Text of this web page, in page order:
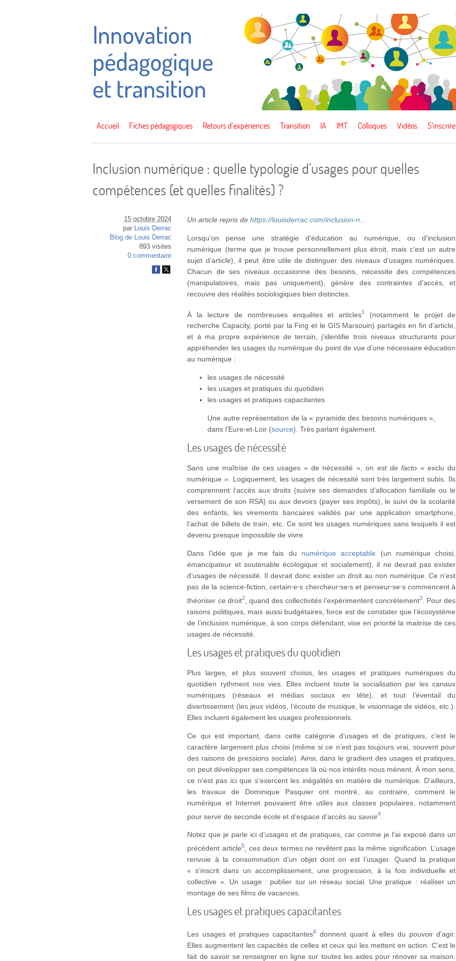
Accueil Fiches pédagogiques Retours d’expériences Transition IA IMT Colloques Vidéos S’inscrire
Inclusion numérique : quelle typologie d’usages pour quelles
compétences (et quelles finalités) ?
15 octobre 2024
par
Louis Derrac
Blog de Louis Derrac
893 visites
0 commentaire
Un article repris dehttps://louisderrac.com/inclusion-n...
Lorsqu’on pense une stratégie d’éducation au numérique, ou d’inclusion
numérique (terme que je trouve personnellement plus étroit, mais c’est un autre
sujet d’article), il peut être utile de distinguer des niveaux d’usages numériques.
Chacun de ses niveaux occasionne des besoins, nécessite des compétences
(manipulatoires, mais pas uniquement), génère des contraintes d’accès, et
recouvre des réalités sociologiques bien distinctes.
À la lecture de nombreuses enquêtes et articles1
(notamment le projet de
recherche Capacity, porté par la Fing et le GIS Marsouin) partagés en fin d’article,
et à ma propre expérience de terrain, j’identifie trois niveaux structurants pour
appréhender les usages du numérique du point de vue d’une nécessaire éducation
au numérique :
les usages de nécessité
les usages et pratiques du quotidien
les usages et pratiques capacitantes
Une autre représentation de la « pyramide des besoins numériques »,
dans l’Eure-et-Loir (source). Très parlant également.
Les usages de nécessité
Sans une maîtrise de ces usages « de nécessité », on est de facto « exclu du
numérique ». Logiquement, les usages de nécessité sont très largement subis. Ils
comprennent l’accès aux droits (suivre ses demandes d’allocation familiale ou le
versement de son RSA) ou aux devoirs (payer ses impôts), le suivi de la scolarité
des enfants, les virements bancaires validés par une application smartphone,
l’achat de billets de train, etc. Ce sont les usages numériques sans lesquels il est
devenu presque impossible de vivre.
Dans l’idée que je me fais du numérique acceptable (un numérique choisi,
émancipateur et soutenable écologique et socialement), il ne devrait pas exister
d’usages de nécessité. Il devrait donc exister un droit au non numérique. Ce n’est
pas de la science-fiction, certain⋅e⋅s chercheur⋅se⋅s et penseur⋅se⋅s commencent à
théoriser ce droit2, quand des collectivités l’expérimentent concrètement3
. Pour des
raisons politiques, mais aussi budgétaires, force est de constater que l’écosystème
de l’inclusion numérique, à son corps défendant, vise en priorité la maitrise de ces
usages de nécessité.
Les usages et pratiques du quotidien
Plus larges, et plus souvent choisis, les usages et pratiques numériques du
quotidien rythment nos vies. Elles incluent toute la socialisation par les canaux
numériques (réseaux et médias sociaux en tête), et tout l’éventail du
divertissement (les jeux vidéos, l’écoute de musique, le visionnage de vidéos, etc.).
Elles incluent également les usages professionnels.
Ce qui est important, dans cette catégorie d’usages et de pratiques, c’est le
caractère largement plus choisi (même si ce n’est pas toujours vrai, souvent pour
des raisons de pressions sociale). Ainsi, dans le gradient des usages et pratiques,
on peut développer ses compétences là où nos intérêts nous mènent. À mon sens,
ce n’est pas ici que s’exercent les inégalités en matière de numérique. D’ailleurs,
les travaux de Dominique Pasquier ont montré, au contraire, comment le
numérique et Internet pouvaient être utiles aux classes populaires, notamment
pour servir de seconde école et d’espace d’accès au savoir4
Notez que je parle ici d’usages et de pratiques, car comme je l’ai exposé dans un
précédent article5
, ces deux termes ne revêtent pas la même signification. L’usage
renvoie à la consommation d’un objet dont on est l’usager. Quand la pratique
« s’inscrit dans un accomplissement, une progression, à la fois individuelle et
collective ». Un usage : publier sur un réseau social. Une pratique : réaliser un
montage de ses films de vacances.
Les usages et pratiques capacitantes
Les usages et pratiques capacitantes6 donnent quant à elles du pouvoir d’agir.
Elles augmentent les capacités de celles et ceux qui les mettent en action. C’est le
fait de savoir se renseigner en ligne sur toutes les aides pour rénover sa maison.